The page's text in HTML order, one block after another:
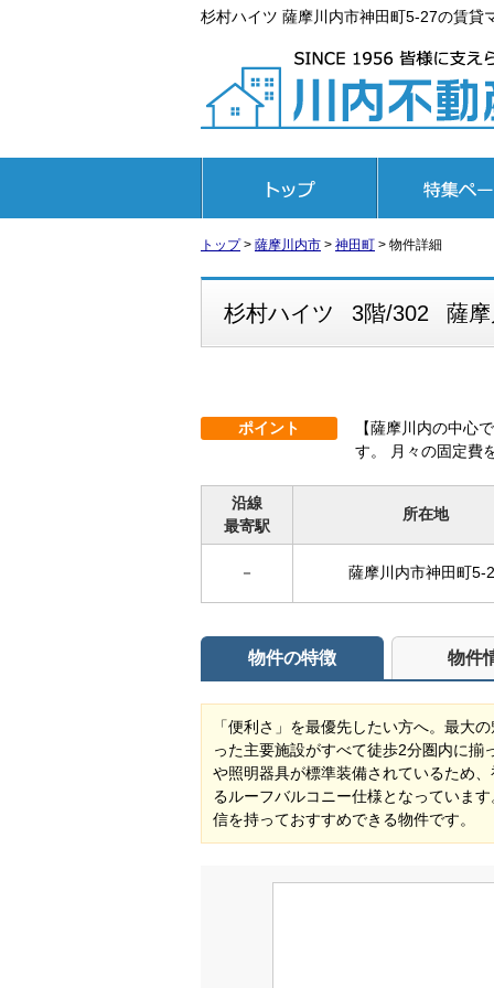
杉村ハイツ 薩摩川内市神田町5-27の賃貸
トップ> 薩摩川内市 > 神田町 > 物件詳細
杉村ハイツ 3階/302 薩
ポイント
【薩摩川内の中心
す。 月々の固定費
沿線
最寄駅
所在地
－ 薩摩川内市神田町5-
物件の特徴 物件
「便利さ」を最優先したい方へ。最大
った主要施設がすべて徒歩2分圏内に
や照明器具が標準装備されているため
るルーフバルコニー仕様となっていま
信を持っておすすめできる物件です。